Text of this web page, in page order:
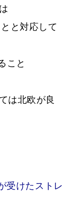
と対応して
こと
は北欧が良
受けたストレ